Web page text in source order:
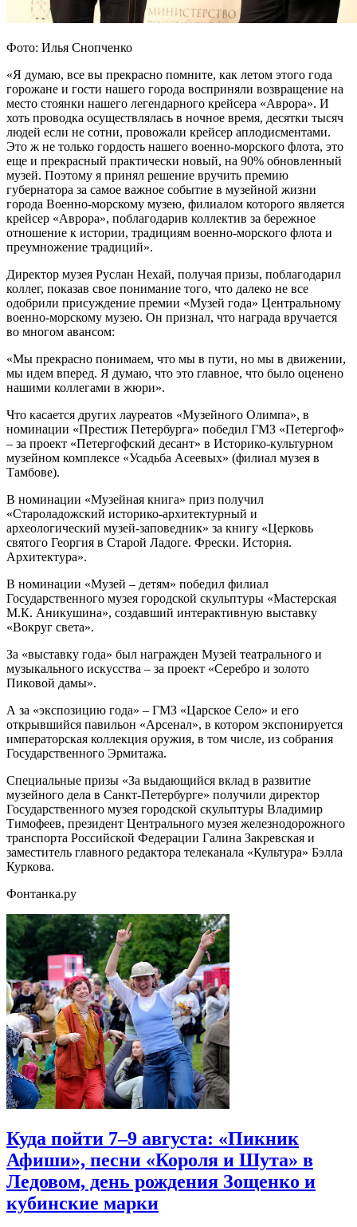
Фото: Илья Снопченко
«Я думаю, все вы прекрасно помните, как летом этого года
горожане и гости нашего города восприняли возвращение на
место стоянки нашего легендарного крейсера «Аврора». И
хоть проводка осуществлялась в ночное время, десятки тысяч
людей если не сотни, провожали крейсер аплодисментами.
Это ж не только гордость нашего военно-морского флота, это
еще и прекрасный практически новый, на 90% обновленный
музей. Поэтому я принял решение вручить премию
губернатора за самое важное событие в музейной жизни
города Военно-морскому музею, филиалом которого является
крейсер «Аврора», поблагодарив коллектив за бережное
отношение к истории, традициям военно-морского флота и
преумножение традиций».
Директор музея Руслан Нехай, получая призы, поблагодарил
коллег, показав свое понимание того, что далеко не все
одобрили присуждение премии «Музей года» Центральному
военно-морскому музею. Он признал, что награда вручается
во многом авансом:
«Мы прекрасно понимаем, что мы в пути, но мы в движении,
мы идем вперед. Я думаю, что это главное, что было оценено
нашими коллегами в жюри».
Что касается других лауреатов «Музейного Олимпа», в
номинации «Престиж Петербурга» победил ГМЗ «Петергоф»
– за проект «Петергофский десант» в Историко-культурном
музейном комплексе «Усадьба Асеевых» (филиал музея в
Тамбове).
В номинации «Музейная книга» приз получил
«Староладожский историко-архитектурный и
археологический музей-заповедник» за книгу «Церковь
святого Георгия в Старой Ладоге. Фрески. История.
Архитектура».
В номинации «Музей – детям» победил филиал
Государственного музея городской скульптуры «Мастерская
М.К. Аникушина», создавший интерактивную выставку
«Вокруг света».
За «выставку года» был награжден Музей театрального и
музыкального искусства – за проект «Серебро и золото
Пиковой дамы».
А за «экспозицию года» – ГМЗ «Царское Село» и его
открывшийся павильон «Арсенал», в котором экспонируется
императорская коллекция оружия, в том числе, из собрания
Государственного Эрмитажа.
Специальные призы «За выдающийся вклад в развитие
музейного дела в Санкт-Петербурге» получили директор
Государственного музея городской скульптуры Владимир
Тимофеев, президент Центрального музея железнодорожного
транспорта Российской Федерации Галина Закревская и
заместитель главного редактора телеканала «Культура» Бэлла
Куркова.
Фонтанка.ру
Куда пойти 7–9 августа: «Пикник
Афиши», песни «Короля и Шута» в
Ледовом, день рождения Зощенко и
кубинские марки